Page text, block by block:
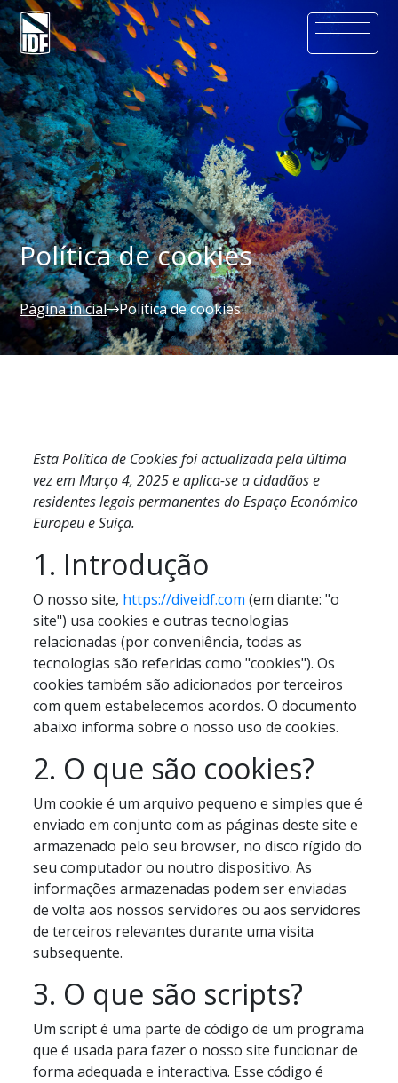
Política de cookies
Página inicial Política de cookies
Esta Política de Cookies foi actualizada pela última
vez em Março 4, 2025 e aplica-se a cidadãos e
residentes legais permanentes do Espaço Económico
Europeu e Suíça.
1. Introdução
O nosso site, https://diveidf.com (em diante: "o
site") usa cookies e outras tecnologias
relacionadas (por conveniência, todas as
tecnologias são referidas como "cookies"). Os
cookies também são adicionados por terceiros
com quem estabelecemos acordos. O documento
abaixo informa sobre o nosso uso de cookies.
2. O que são cookies?
Um cookie é um arquivo pequeno e simples que é
enviado em conjunto com as páginas deste site e
armazenado pelo seu browser, no disco rígido do
seu computador ou noutro dispositivo. As
informações armazenadas podem ser enviadas
de volta aos nossos servidores ou aos servidores
de terceiros relevantes durante uma visita
subsequente.
3. O que são scripts?
Um script é uma parte de código de um programa
que é usada para fazer o nosso site funcionar de
forma adequada e interactiva. Esse código é